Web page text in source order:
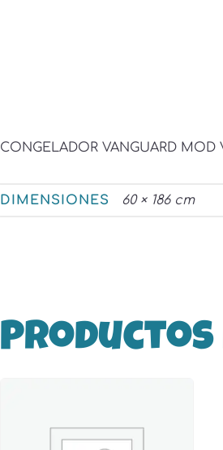
CONGELADOR VANGUARD MOD
DIMENSIONES 60 × 186 cm